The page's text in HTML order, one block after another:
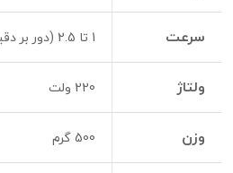
سرعت 1 تا 2.5 (دور بر دقیقه) RPM
ولتاژ 220 ولت
وزن 500 گرم